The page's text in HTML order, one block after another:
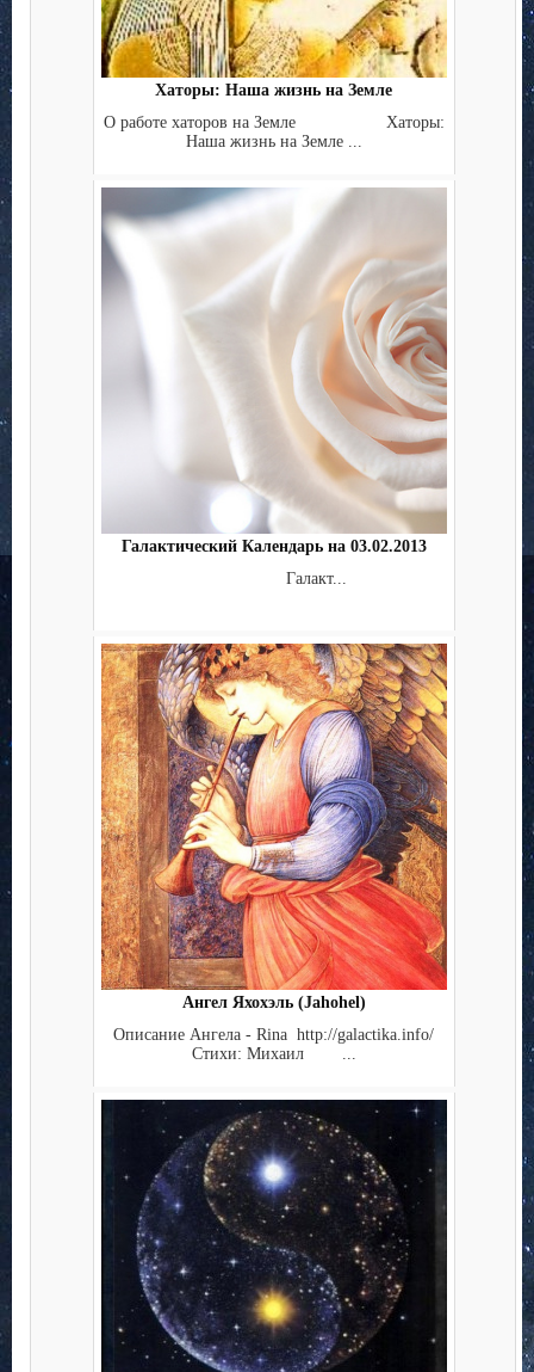
Хаторы: Наша жизнь на Земле
О работе хаторов на Земле Хаторы:
Наша жизнь на Земле ...
Галактический Календарь на 03.02.2013
Галакт...
Ангел Яхохэль (Jahohel)
Описание Ангела - Rina http://galactika.info/
Стихи: Михаил ...